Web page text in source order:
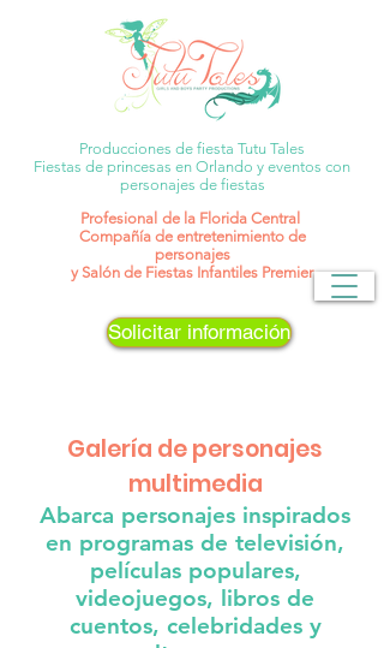
Profesional de la Florida Central
Compañía de entretenimiento de
personajes
y Salón de Fiestas Infantiles Premier
Producciones de fiesta Tutu Tales
Fiestas de princesas en Orlando y eventos con
personajes de fiestas
Solicitar información
Galería de personajes
multimedia
Abarca personajes inspirados
en programas de televisión,
películas populares,
videojuegos, libros de
cuentos, celebridades y